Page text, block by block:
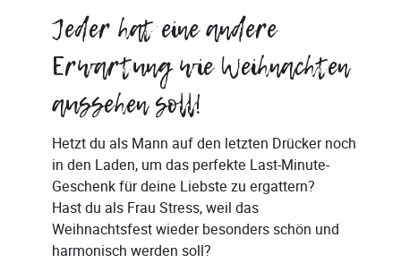
Jeder hat eine andere
Erwartung wie Weihnachten
aussehen soll!
Hetzt du als Mann auf den letzten Drücker noch
in den Laden, um das perfekte Last-Minute-
Geschenk für deine Liebste zu ergattern?
Hast du als Frau Stress, weil das
Weihnachtsfest wieder besonders schön und
harmonisch werden soll?